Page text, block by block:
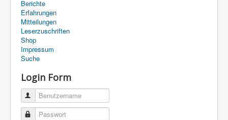
Berichte
Erfahrungen
Mitteilungen
Leserzuschriften
Shop
Impressum
Suche
Login Form
Benutzername
Passwort